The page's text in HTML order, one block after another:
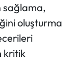
sağlama,
oluşturma
kritik